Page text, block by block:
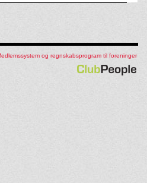
og regnskabsprogram til foreninger